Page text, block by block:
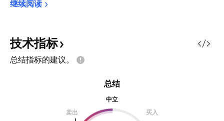
继续阅读
技术指标
总结指标的建议。
总结
中立
卖出
买入